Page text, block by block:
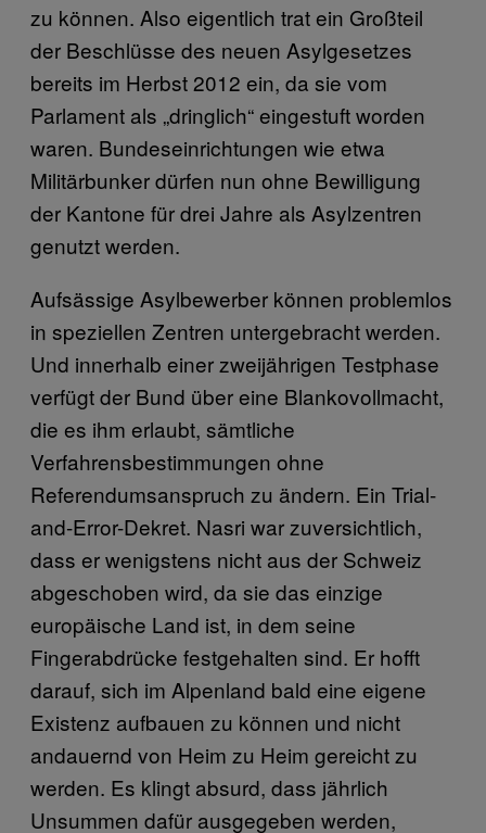
zu können. Also eigentlich trat ein Großteil
der Beschlüsse des neuen Asylgesetzes
bereits im Herbst 2012 ein, da sie vom
Parlament als „dringlich“ eingestuft worden
waren. Bundeseinrichtungen wie etwa
Militärbunker dürfen nun ohne Bewilligung
der Kantone für drei Jahre als Asylzentren
genutzt werden.
Aufsässige Asylbewerber können problemlos
in speziellen Zentren untergebracht werden.
Und innerhalb einer zweijährigen Testphase
verfügt der Bund über eine Blankovollmacht,
die es ihm erlaubt, sämtliche
Verfahrensbestimmungen ohne
Referendumsanspruch zu ändern. Ein Trial-
and-Error-Dekret. Nasri war zuversichtlich,
dass er wenigstens nicht aus der Schweiz
abgeschoben wird, da sie das einzige
europäische Land ist, in dem seine
Fingerabdrücke festgehalten sind. Er hofft
darauf, sich im Alpenland bald eine eigene
Existenz aufbauen zu können und nicht
andauernd von Heim zu Heim gereicht zu
werden. Es klingt absurd, dass jährlich
Unsummen dafür ausgegeben werden,